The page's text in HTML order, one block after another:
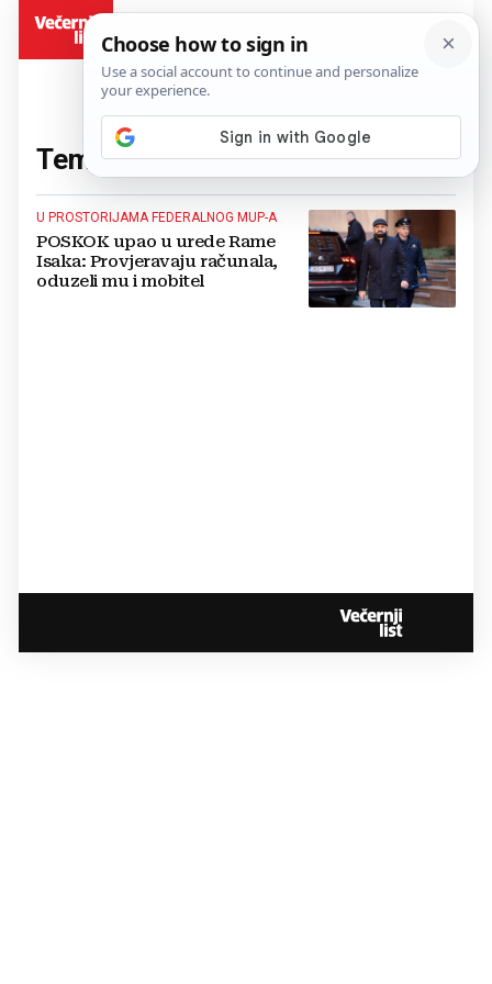
Tema:Federalni MUP(1 članaka)
U PROSTORIJAMA FEDERALNOG MUP-A
POSKOK upao u urede Rame
Isaka: Provjeravaju računala,
oduzeli mu i mobitel